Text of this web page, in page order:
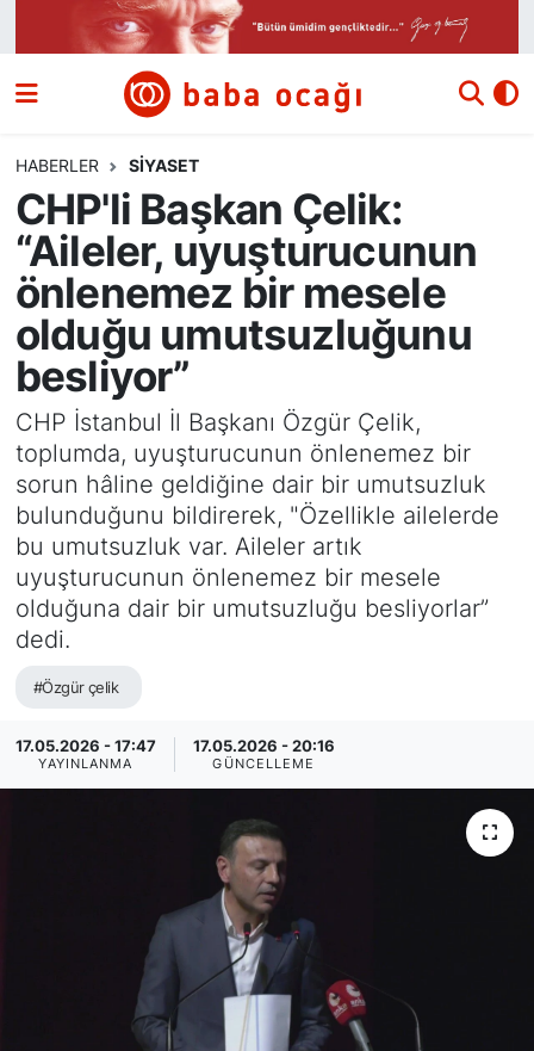
HABERLER SIYASET
CHP'li Başkan Çelik:
“Aileler, uyuşturucunun
önlenemez bir mesele
olduğu umutsuzluğunu
besliyor”
CHP İstanbul İl Başkanı Özgür Çelik,
toplumda, uyuşturucunun önlenemez bir
sorun hâline geldiğine dair bir umutsuzluk
bulunduğunu bildirerek, "Özellikle ailelerde
bu umutsuzluk var. Aileler artık
uyuşturucunun önlenemez bir mesele
olduğuna dair bir umutsuzluğu besliyorlar”
dedi.
#Özgür çelik
17.05.2026 - 17:47
YAYINLANMA
17.05.2026 - 20:16
GÜNCELLEME
Siyaset
Ekonomi
Dünya
Kültür ve Sanat
Eğitim
Bilim ve Teknoloji
Yazı Dizisi
Nöbetçi Eczaneler
Hava Durumu
Namaz Vakitleri
Trafik Durumu
Süper Lig Puan Durumu ve Fikstür
Tüm Manşetler
Son Dakika Haberleri
Haber Arşivi